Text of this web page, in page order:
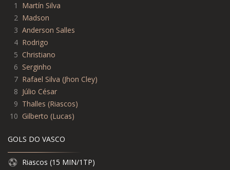
1
Martín Silva
2 Madson
3 Anderson Salles
4 Rodrigo
5 Christiano
6 Serginho
7 Rafael Silva (Jhon Cley)
8 Júlio César
9 Thalles (Riascos)
10 Gilberto (Lucas)
GOLS DO VASCO
Riascos (15 MIN/1TP)